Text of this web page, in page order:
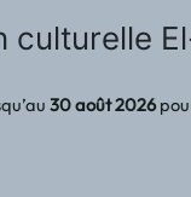
culturelle
30 août 2026